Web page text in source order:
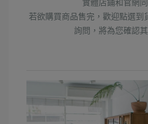
實體店鋪和官網
若欲購買商品售完，歡迎點選到
詢問 ，將為您確認